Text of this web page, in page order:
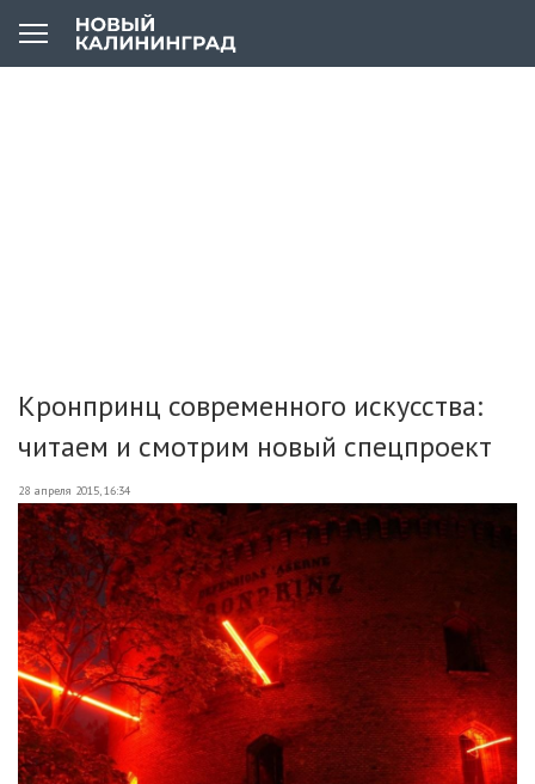
Кронпринц современного искусства:
читаем и смотрим новый спецпроект
28 апреля 2015, 16:34